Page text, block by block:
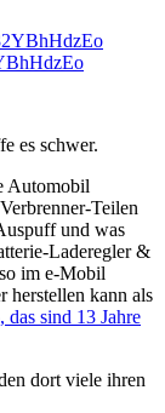
es schwer.
Automobil
Teilen
und was
Laderegler &
im e-Mobil
herstellen kann als
sind 13 Jahre
dort viele ihren